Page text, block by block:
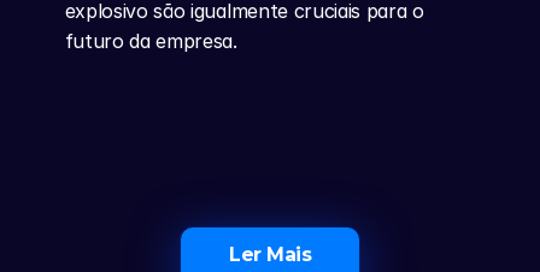
explosivo são igualmente cruciais para o
futuro da empresa.
Ler Mais